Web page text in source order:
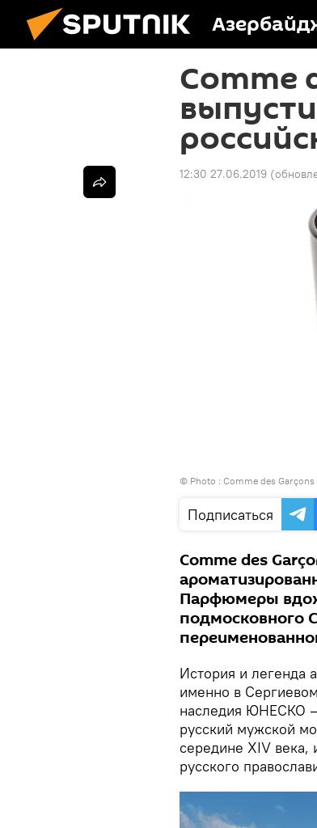
Comme
12:30 27.06.2019
© Photo : Comme des Garçons
Подписаться
Comme des
Парфюмеры
подмосковного
История и легенда
именно в
наследия ЮНЕСКО
русский мужской
середине XIV века,
русского